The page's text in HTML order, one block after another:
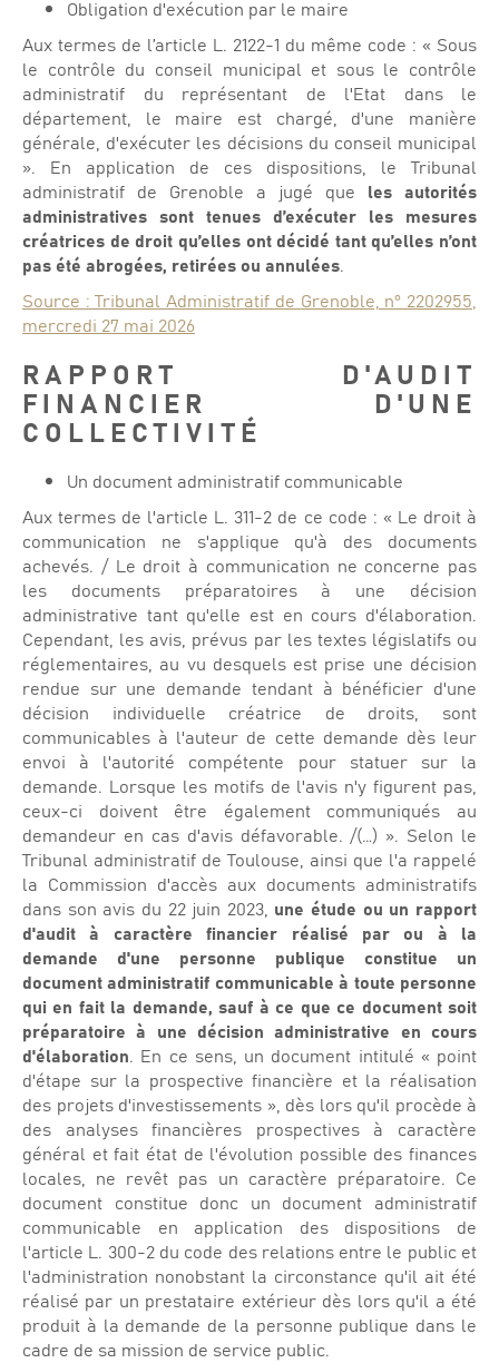
Obligation d'exécution par le maire
Aux termes de l’article L. 2122-1 du même code : « Sous
le contrôle du conseil municipal et sous le contrôle
administratif du représentant de l'Etat dans le
département, le maire est chargé, d'une manière
générale, d'exécuter les décisions du conseil municipal
». En application de ces dispositions, le Tribunal
administratif de Grenoble a jugé que les autorités
administratives sont tenues d’exécuter les mesures
créatrices de droit qu’elles ont décidé tant qu’elles n’ont
pas été abrogées, retirées ou annulées.
Source : Tribunal Administratif de Grenoble, n° 2202955,
mercredi 27 mai 2026
RAPPORT D'AUDIT
FINANCIER D'UNE
COLLECTIVITÉ
Un document administratif communicable
Aux termes de l'article L. 311-2 de ce code : « Le droit à
communication ne s'applique qu'à des documents
achevés. / Le droit à communication ne concerne pas
les documents préparatoires à une décision
administrative tant qu'elle est en cours d'élaboration.
Cependant, les avis, prévus par les textes législatifs ou
réglementaires, au vu desquels est prise une décision
rendue sur une demande tendant à bénéficier d'une
décision individuelle créatrice de droits, sont
communicables à l'auteur de cette demande dès leur
envoi à l'autorité compétente pour statuer sur la
demande. Lorsque les motifs de l'avis n'y figurent pas,
ceux-ci doivent être également communiqués au
demandeur en cas d'avis défavorable. /(…) ». Selon le
Tribunal administratif de Toulouse, ainsi que l'a rappelé
la Commission d'accès aux documents administratifs
dans son avis du 22 juin 2023, une étude ou un rapport
d'audit à caractère financier réalisé par ou à la
demande d'une personne publique constitue un
document administratif communicable à toute personne
qui en fait la demande, sauf à ce que ce document soit
préparatoire à une décision administrative en cours
d'élaboration. En ce sens, un document intitulé « point
d'étape sur la prospective financière et la réalisation
des projets d'investissements », dès lors qu'il procède à
des analyses financières prospectives à caractère
général et fait état de l'évolution possible des finances
locales, ne revêt pas un caractère préparatoire. Ce
document constitue donc un document administratif
communicable en application des dispositions de
l'article L. 300-2 du code des relations entre le public et
l'administration nonobstant la circonstance qu'il ait été
réalisé par un prestataire extérieur dès lors qu'il a été
produit à la demande de la personne publique dans le
cadre de sa mission de service public.